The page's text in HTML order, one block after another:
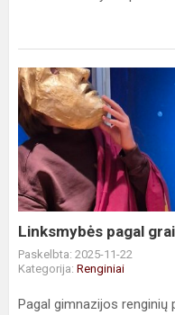
Linksmybės
pagal
graikus
Linksmybės pagal
Paskelbta: 2025-11-22
Kategorija: Renginiai
Pagal gimnazijos renginių